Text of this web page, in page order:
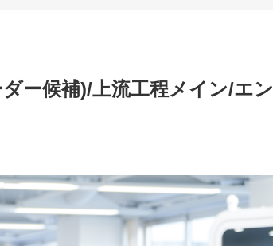
ー候補)/上流工程メイン/エン